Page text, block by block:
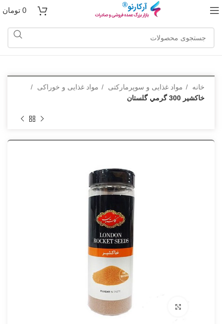
0 تومان
خانه مواد غذایی و سوپرمارکتی
مواد غذایی و خوراکی
خاکشير 300 گرمي گلستان
برای بزرگنمایی کلیک کنید